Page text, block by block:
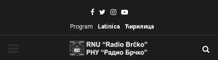
Facebook
TwitterInstagram
Youtube
Program Latinica Ћирилица